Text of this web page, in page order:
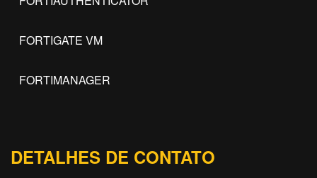
FORTIGATE VM
FORTIMANAGER
DETALHES DE CONTATO